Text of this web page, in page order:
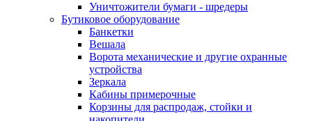
Уничтожители бумаги - шредеры
Бутиковое оборудование
Банкетки
Вешала
Ворота механические и другие охранные
устройства
Зеркала
Кабины примерочные
Корзины для распродаж, стойки и